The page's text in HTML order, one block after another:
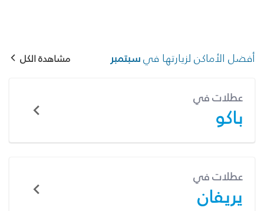
أفضل الأماكن لزيارتها فيسبتمبر مشاهدة الكل
عطلات في
باكو
عطلات في
يريفان